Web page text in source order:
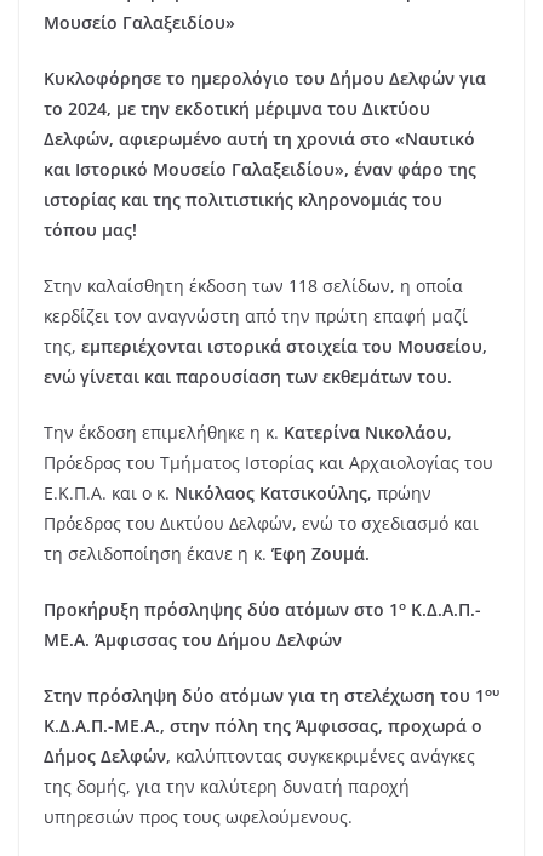
Μουσείο Γαλαξειδίου»
Κυκλοφόρησε το ημερολόγιο του Δήμου Δελφών για
το 2024, με την εκδοτική μέριμνα του Δικτύου
Δελφών, αφιερωμένο αυτή τη χρονιά στο «Ναυτικό
και Ιστορικό Μουσείο Γαλαξειδίου», έναν φάρο της
ιστορίας και της πολιτιστικής κληρονομιάς του
τόπου μας!
Στην καλαίσθητη έκδοση των 118 σελίδων, η οποία
κερδίζει τον αναγνώστη από την πρώτη επαφή μαζί
της, εμπεριέχονται ιστορικά στοιχεία του Μουσείου,
ενώ γίνεται και παρουσίαση των εκθεμάτων του.
Την έκδοση επιμελήθηκε η κ. Κατερίνα Νικολάου,
Πρόεδρος του Τμήματος Ιστορίας και Αρχαιολογίας του
Ε.Κ.Π.Α. και ο κ. Νικόλαος Κατσικούλης, πρώην
Πρόεδρος του Δικτύου Δελφών, ενώ το σχεδιασμό και
τη σελιδοποίηση έκανε η κ. Έφη Ζουμά.
Προκήρυξη πρόσληψης δύο ατόμων στο 1ο Κ.Δ.Α.Π.-
ΜΕ.Α. Άμφισσας του Δήμου Δελφών
Στην πρόσληψη δύο ατόμων για τη στελέχωση του 1ου
Κ.Δ.Α.Π.-ΜΕ.Α., στην πόλη της Άμφισσας, προχωρά ο
Δήμος Δελφών, καλύπτοντας συγκεκριμένες ανάγκες
της δομής, για την καλύτερη δυνατή παροχή
υπηρεσιών προς τους ωφελούμενους.